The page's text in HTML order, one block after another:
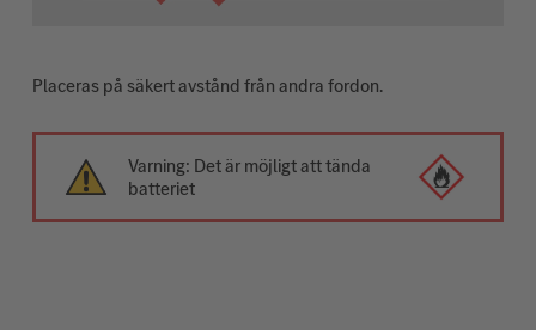
Placeras på säkert avstånd från andra fordon.
Varning: Det är möjligt att tända
batteriet